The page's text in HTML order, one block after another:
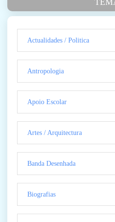
Actualidades / Politica
Antropologia
Apoio Escolar
Artes / Arquitectura
Banda Desenhada
Biografias